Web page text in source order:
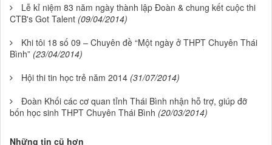
Lễ kỉ niệm 83 năm ngày thành lập Đoàn & chung kết cuộc thi
CTB's Got Talent (09/04/2014)
Khi tôi 18 số 09 – Chuyên đề “Một ngày ở THPT Chuyên Thái
Bình” (23/04/2014)
Hội thi tin học trẻ năm 2014 (31/07/2014)
Đoàn Khối các cơ quan tỉnh Thái Bình nhận hỗ trợ, giúp đỡ
bốn học sinh THPT Chuyên Thái Bình (20/03/2014)
Những tin cũ hơn